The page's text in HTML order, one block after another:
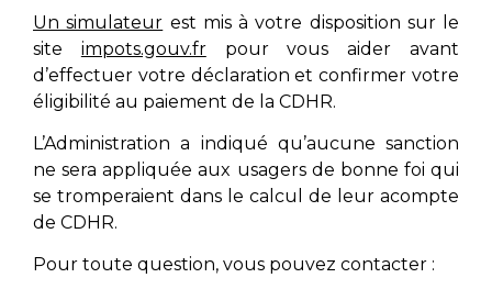
Un simulateur est mis à votre disposition sur le
site impots.gouv.frpour vous aider avant
d’effectuer votre déclaration et confirmer votre
éligibilité au paiement de la CDHR.
L’Administration a indiqué qu’aucune sanction
ne sera appliquée aux usagers de bonne foi qui
se tromperaient dans le calcul de leur acompte
de CDHR.
Pour toute question, vous pouvez contacter :